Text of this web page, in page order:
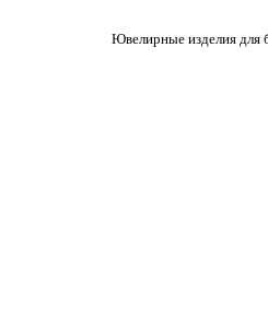
Ювелирные изделия для